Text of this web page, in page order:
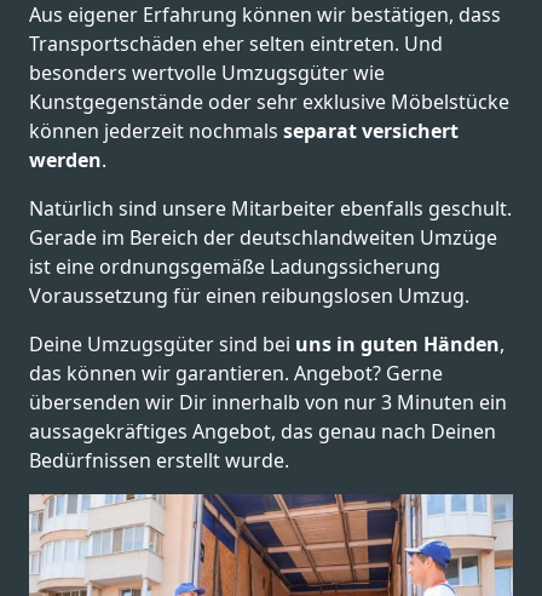
Aus eigener Erfahrung können wir bestätigen, dass
Transportschäden eher selten eintreten. Und
besonders wertvolle Umzugsgüter wie
Kunstgegenstände oder sehr exklusive Möbelstücke
können jederzeit nochmals separat versichert
werden.
Natürlich sind unsere Mitarbeiter ebenfalls geschult.
Gerade im Bereich der deutschlandweiten Umzüge
ist eine ordnungsgemäße Ladungssicherung
Voraussetzung für einen reibungslosen Umzug.
Deine Umzugsgüter sind bei uns in guten Händen,
das können wir garantieren. Angebot? Gerne
übersenden wir Dir innerhalb von nur 3 Minuten ein
aussagekräftiges Angebot, das genau nach Deinen
Bedürfnissen erstellt wurde.